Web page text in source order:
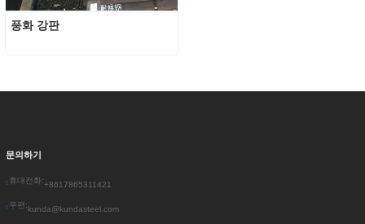
풍화 강판
문의하기
휴대전화:+8617865311421
우편:kunda@kundasteel.com